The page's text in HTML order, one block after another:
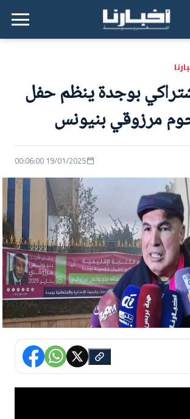
القائمة الرئيسية
بوجدة ينظم حفل
مرزوقي بنيونس
19/01/2025 00:06:00